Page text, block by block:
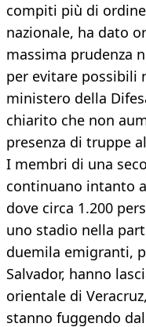
compiti più di
nazionale, ha dato
massima prudenza
per evitare possibili
ministero della
chiarito che non
presenza di truppe
I membri di una
continuano intanto
dove circa 1.200
uno stadio nella
duemila emigranti,
Salvador, hanno
orientale di
stanno fuggendo